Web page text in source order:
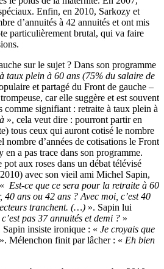
Enfin, en 2010, Sarkozy et
d’annuités à 42 annuités et ont mis
particulièrement brutal, qui va faire
sur le sujet ? Dans son programme
taux plein à 60 ans (75% du salaire de
et partagé du Front de gauche –
car elle suggère et est souvent
comme signifiant : retraite à taux plein à
», cela veut dire : pourront partir en
tous ceux qui auront cotisé le nombre
nombre d’années de cotisations le Front
a pas trace dans son programme.
aux roses dans un débat télévisé
avec son vieil ami Michel Sapin,
Est-ce que ce sera pour la retraite à 60
40 ans ou 42 ans ? Avec moi, c’est 40
tranchent. (…) ». Sapin lui
pas 37 annuités et demi ? »
Sapin insiste ironique : « Je croyais que
». Mélenchon finit par lâcher : « Eh bien